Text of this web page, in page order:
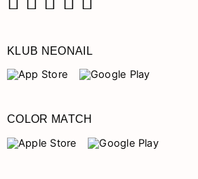
KLUB NEONAIL
COLOR MATCH